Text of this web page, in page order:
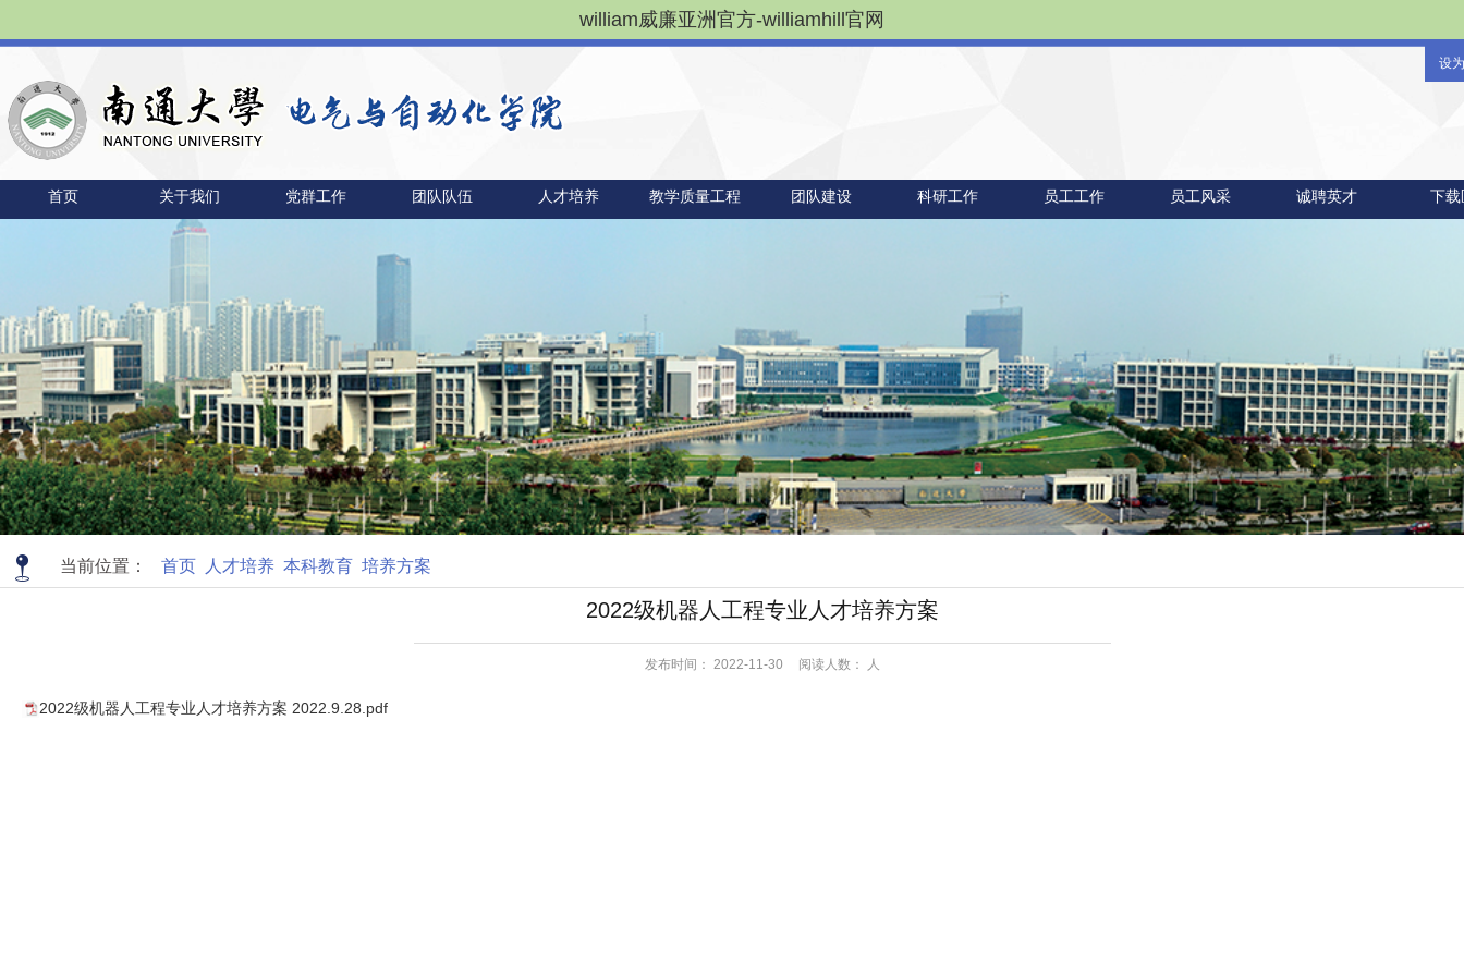
william威廉亚洲官方-williamhill官网
设
首页 关于我们 党群工作 团队队伍 人才培养 教学质量工程 团队建设 科研工作 员工工作 员工风采 诚聘英才 下载
当前位置： 首页 人才培养 本科教育 培养方案
2022级机器人工程专业人才培养方案
发布时间： 2022-11-30 阅读人数： 人
2022级机器人工程专业人才培养方案 2022.9.28.pdf